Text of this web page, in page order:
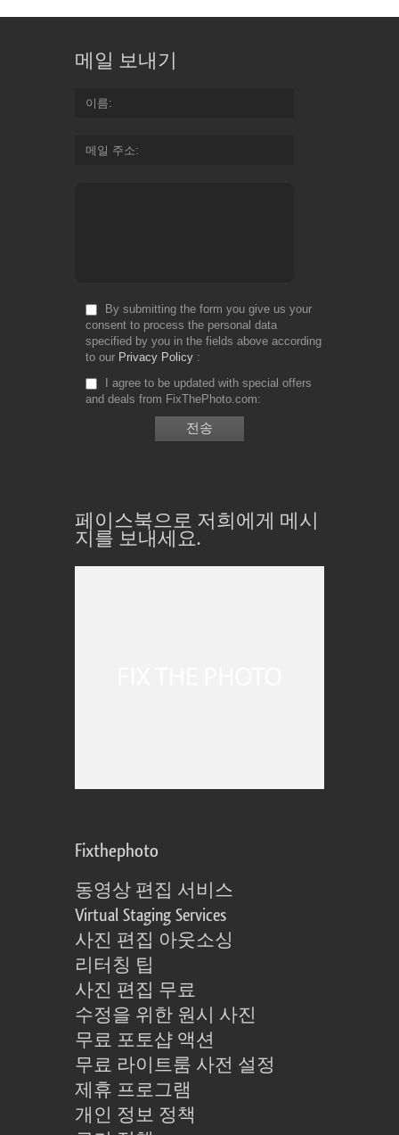
메일 보내기
이름
메일 주소
By submitting the form you give us your
consent to process the personal data
specified by you in the fields above according
to our Privacy Policy
I agree to be updated with special offers
and deals from FixThePhoto.com
페이스북으로 저희에게 메시
지를 보내세요.
Fixthephoto
동영상 편집 서비스
Virtual Staging Services
사진 편집 아웃소싱
리터칭 팁
사진 편집 무료
수정을 위한 원시 사진
무료 포토샵 액션
무료 라이트룸 사전 설정
제휴 프로그램
개인 정보 정책